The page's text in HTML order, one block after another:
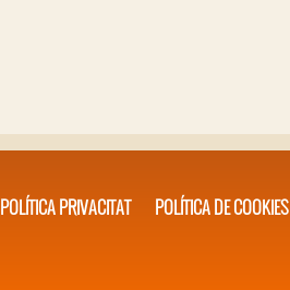
POLÍTICA PRIVACITAT POLÍTICA DE COOKIES